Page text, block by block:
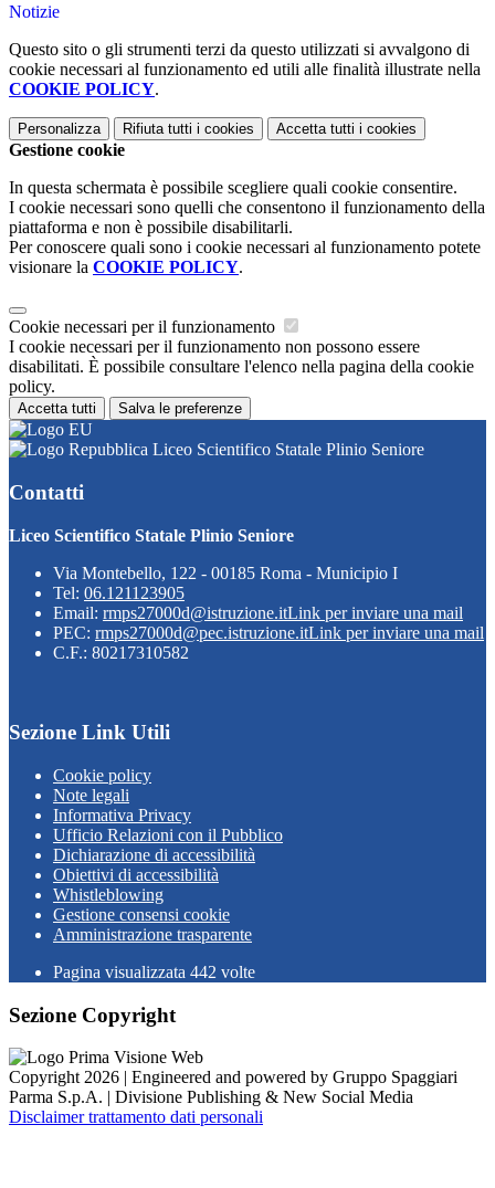
Notizie
Questo sito o gli strumenti terzi da questo utilizzati si avvalgono di
cookie necessari al funzionamento ed utili alle finalità illustrate nella
COOKIE POLICY.
Personalizza Rifiuta tutti i cookies Accetta tutti i cookies
Gestione cookie
In questa schermata è possibile scegliere quali cookie consentire.
I cookie necessari sono quelli che consentono il funzionamento della
piattaforma e non è possibile disabilitarli.
Per conoscere quali sono i cookie necessari al funzionamento potete
visionare la COOKIE POLICY.
Cookie necessari per il funzionamento
I cookie necessari per il funzionamento non possono essere
disabilitati. È possibile consultare l'elenco nella pagina della cookie
policy.
Accetta tutti Salva le preferenze
Liceo Scientifico Statale Plinio Seniore
Contatti
Liceo Scientifico Statale Plinio Seniore
Via Montebello, 122 - 00185 Roma - Municipio I
Tel: 06.121123905
Email: rmps27000d@istruzione.itLink per inviare una mail
PEC: rmps27000d@pec.istruzione.itLink per inviare una mail
C.F.: 80217310582
Sezione Link Utili
Cookie policy
Note legali
Informativa Privacy
Ufficio Relazioni con il Pubblico
Dichiarazione di accessibilità
Obiettivi di accessibilità
Whistleblowing
Gestione consensi cookie
Amministrazione trasparente
Pagina visualizzata 442 volte
Sezione Copyright
Copyright 2026 | Engineered and powered by Gruppo Spaggiari
Parma S.p.A. | Divisione Publishing & New Social Media
Disclaimer trattamento dati personali